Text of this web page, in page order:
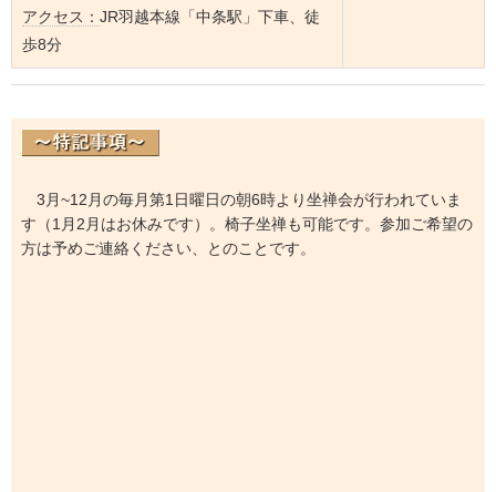
アクセス： JR羽越本線「中条駅」下車、徒
歩8分
3月~12月の毎月第1日曜日の朝6時より坐禅会が行われていま
す（1月2月はお休みです）。椅子坐禅も可能です。参加ご希望の
方は予めご連絡ください、とのことです。